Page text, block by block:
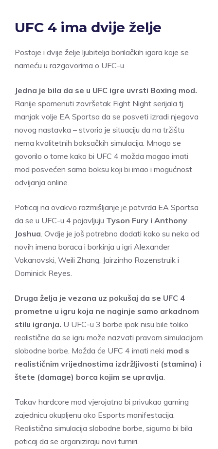
UFC 4 ima dvije želje
Postoje i dvije želje ljubitelja borilačkih igara koje se
nameću u razgovorima o UFC-u.
Jedna je bila da se u UFC igre uvrsti Boxing mod.
Ranije spomenuti završetak Fight Night serijala tj.
manjak volje EA Sportsa da se posveti izradi njegova
novog nastavka – stvorio je situaciju da na tržištu
nema kvalitetnih boksačkih simulacija. Mnogo se
govorilo o tome kako bi UFC 4 možda mogao imati
mod posvećen samo boksu koji bi imao i mogućnost
odvijanja online.
Poticaj na ovakvo razmišljanje je potvrda EA Sportsa
da se u UFC-u 4 pojavljuju Tyson Fury i Anthony
Joshua . Ovdje je još potrebno dodati kako su neka od
novih imena boraca i borkinja u igri Alexander
Vokanovski, Weili Zhang, Jairzinho Rozenstruik i
Dominick Reyes.
Druga želja je vezana uz pokušaj da se UFC 4
prometne u igru koja ne naginje samo arkadnom
stilu igranja. U UFC-u 3 borbe ipak nisu bile toliko
realistične da se igru može nazvati pravom simulacijom
slobodne borbe. Možda će UFC 4 imati neki mod s
realističnim vrijednostima izdržljivosti (stamina) i
štete (damage) borca kojim se upravlja
Takav hardcore mod vjerojatno bi privukao gaming
zajednicu okupljenu oko Esports manifestacija.
Realistična simulacija slobodne borbe, sigurno bi bila
poticaj da se organiziraju novi turniri.